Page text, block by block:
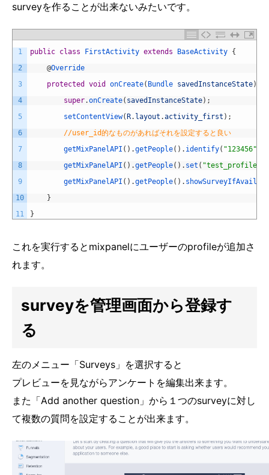
surveyを作ることが出来ないみたいです。
1
2
3
4
5
6
7
8
9
10
11
public class FirstActivity extends BaseActivity {
@Override
protected
void onCreate( Bundle savedInstanceState)
super.onCreate( savedInstanceState) ;
setContentView( R. layout .activity_first ) ;
//user_id的なものがあればそれを設定すると良い
getMixPanelAPI ( ) .getPeople( ) . identify( "123456"
getMixPanelAPI ( ) .getPeople( ) . set ( "test_profile"
getMixPanelAPI ( ) .getPeople( ) .
}
}
これを実行するとmixpanelにユーザーのprofileが追加さ
れます。
surveyを管理画面から登録す
る
左のメニュー「Surveys」を選択すると
プレビューを見ながらアンケートを編集出来ます。
また「Add another question」から１つのsurveyに対し
て複数の質問を設定することが出来ます。